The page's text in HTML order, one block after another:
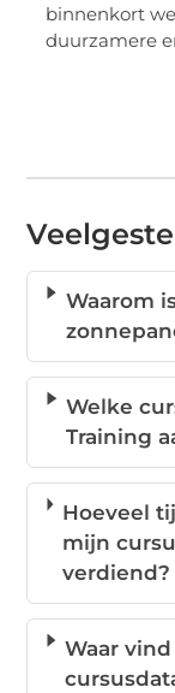
binnenkort
duurzamere
Waarom
Welke
Training
Hoeveel
mijn
verdiend?
Waar